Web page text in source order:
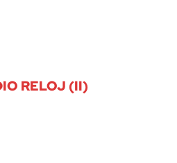
RELOJ (II)